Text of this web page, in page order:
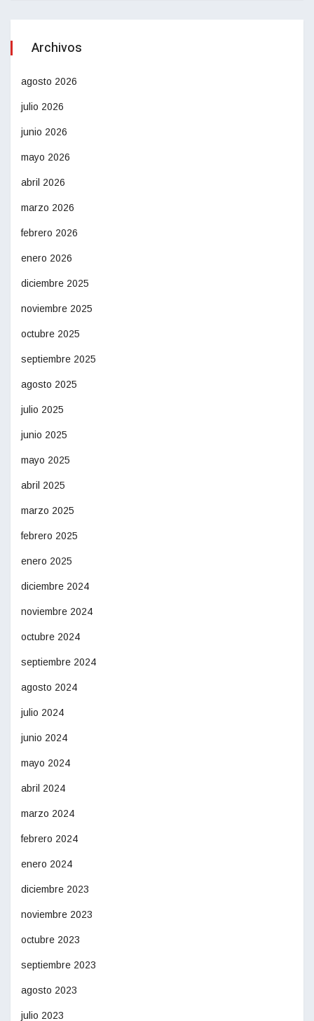
Archivos
agosto 2026
julio 2026
junio 2026
mayo 2026
abril 2026
marzo 2026
febrero 2026
enero 2026
diciembre 2025
noviembre 2025
octubre 2025
septiembre 2025
agosto 2025
julio 2025
junio 2025
mayo 2025
abril 2025
marzo 2025
febrero 2025
enero 2025
diciembre 2024
noviembre 2024
octubre 2024
septiembre 2024
agosto 2024
julio 2024
junio 2024
mayo 2024
abril 2024
marzo 2024
febrero 2024
enero 2024
diciembre 2023
noviembre 2023
octubre 2023
septiembre 2023
agosto 2023
julio 2023